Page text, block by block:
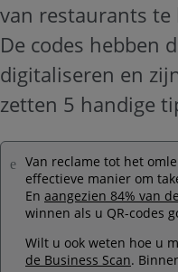
van restaurants te
De codes hebben
digitaliseren en
zetten 5 handige
Van reclame tot het
effectieve manier om
En aangezien 84% van
winnen als u QR-codes
Wilt u ook weten hoe u
de Business Scan.